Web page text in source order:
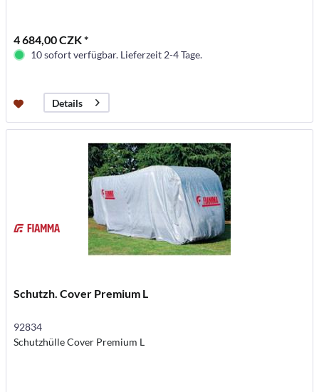
4 684,00 CZK *
10 sofort verfügbar. Lieferzeit 2-4 Tage.
Details
Schutzh. Cover Premium L
92834
Schutzhülle Cover Premium L